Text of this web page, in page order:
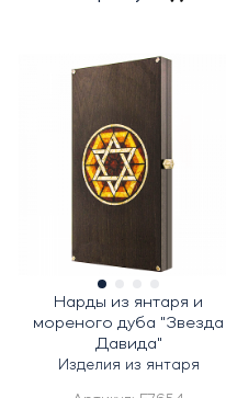
Нарды из янтаря и
мореного дуба "Звезда
Давида"
Изделия из янтаря